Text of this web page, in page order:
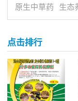
原生中草药
生态
点击排行